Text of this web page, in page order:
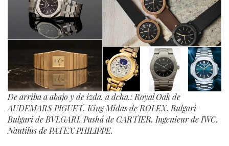
De arriba a abajo y de izda. a dcha.: Royal Oak de
AUDEMARS PIGUET. King Midas de ROLEX. Bulgari-
Bulgari de BVLGARI. Pashá de CARTIER. Ingenieur de IWC.
Nautilus de PATEX PHILIPPE.